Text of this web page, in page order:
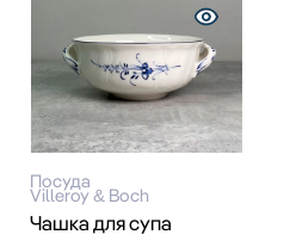
Посуда
Villeroy & Boch
Чашка для супа